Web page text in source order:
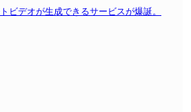
ビデオが生成できるサービスが爆誕。